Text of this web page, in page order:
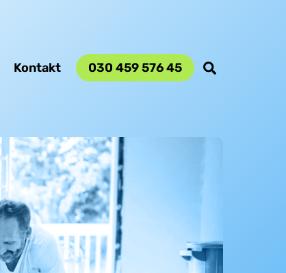
Kontakt 030 459 576 45